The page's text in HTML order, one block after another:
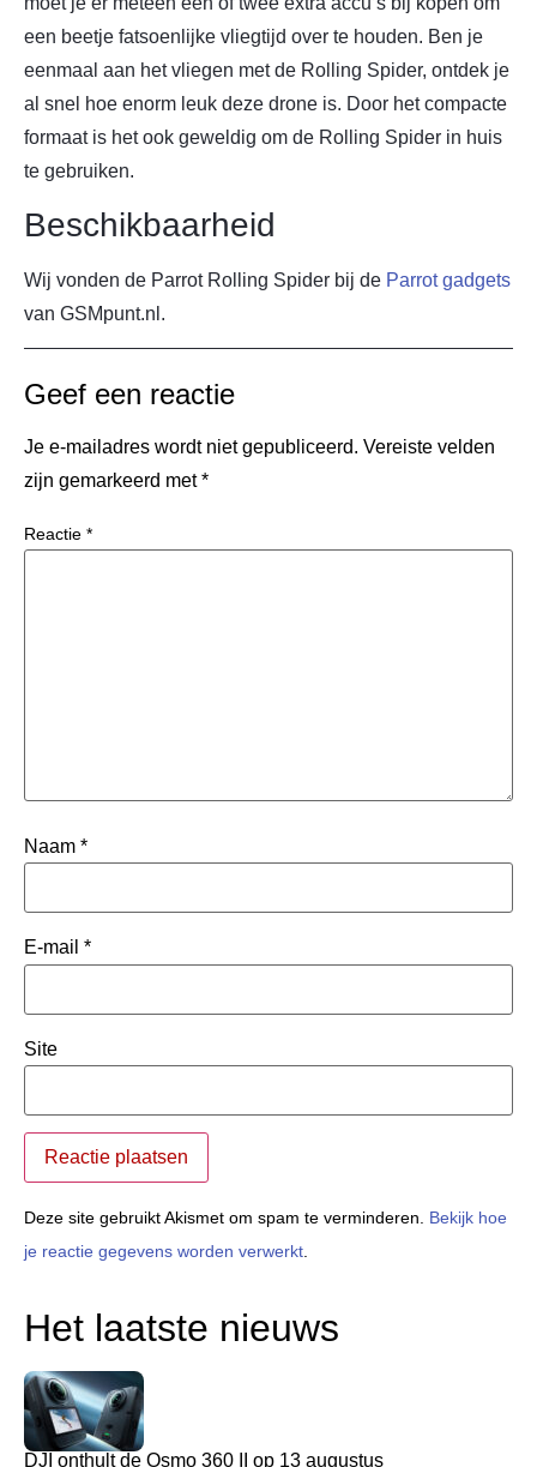
een beetje fatsoenlijke vliegtijd over te houden. Ben je
eenmaal aan het vliegen met de Rolling Spider, ontdek je
al snel hoe enorm leuk deze drone is. Door het compacte
formaat is het ook geweldig om de Rolling Spider in huis
te gebruiken.
Beschikbaarheid
Wij vonden de Parrot Rolling Spider bij de Parrot gadgets
van GSMpunt.nl.
Geef een reactie
Je e-mailadres wordt niet gepubliceerd. Vereiste velden
zijn gemarkeerd met*
Reactie *
Naam *
E-mail *
Site
Deze site gebruikt Akismet om spam te verminderen. Bekijk hoe
je reactie gegevens worden verwerkt
Het laatste nieuws
DJI onthult de Osmo 360 II op 13 augustus